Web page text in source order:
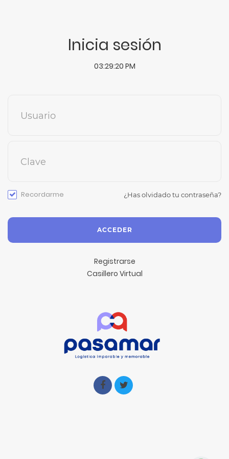
Inicia sesión
03:29:20 PM
Usuario
Clave
Recordarme ¿Has olvidado tu contraseña?
ACCEDER
Registrarse
Casillero Virtual